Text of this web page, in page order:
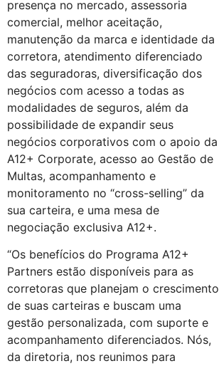
presença no mercado, assessoria
comercial, melhor aceitação,
manutenção da marca e identidade da
corretora, atendimento diferenciado
das seguradoras, diversificação dos
negócios com acesso a todas as
modalidades de seguros, além da
possibilidade de expandir seus
negócios corporativos com o apoio da
A12+ Corporate, acesso ao Gestão de
Multas, acompanhamento e
monitoramento no “cross-selling” da
sua carteira, e uma mesa de
negociação exclusiva A12+.
“Os benefícios do Programa A12+
Partners estão disponíveis para as
corretoras que planejam o crescimento
de suas carteiras e buscam uma
gestão personalizada, com suporte e
acompanhamento diferenciados. Nós,
da diretoria, nos reunimos para